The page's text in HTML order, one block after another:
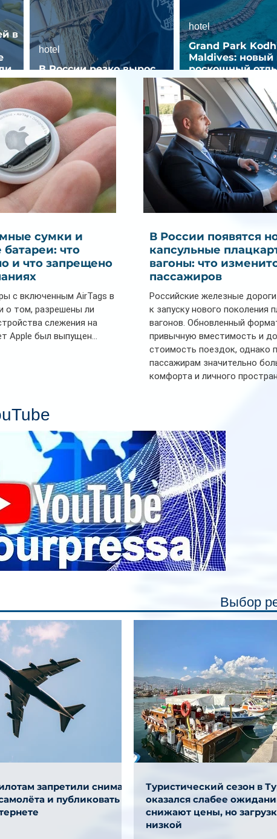
в
В России резко вырос
спрос на отели без звезд
hotel
Grand Park
Maldives: новый
роскошный
Мальдивах
hotel
сумки и
что
и что запрещено в
с включенным AirTags в
о том, разрешены ли
слежения на
Apple был выпущен...
В России появятся
капсульные
вагоны: что
пассажиров
Российские железные
к запуску нового поколения
вагонов. Обновленный
привычную вместимость и
стоимость поездок, однако
пассажирам значительно
комфорта и личного
индивидуальные шторки у
спального места. Они
пассажирам закрыть свою
время сна или отдыха,
Выбор
запретили снимать
и публиковать
Туристический сезон в
оказался слабее
снижают цены, но
низкой